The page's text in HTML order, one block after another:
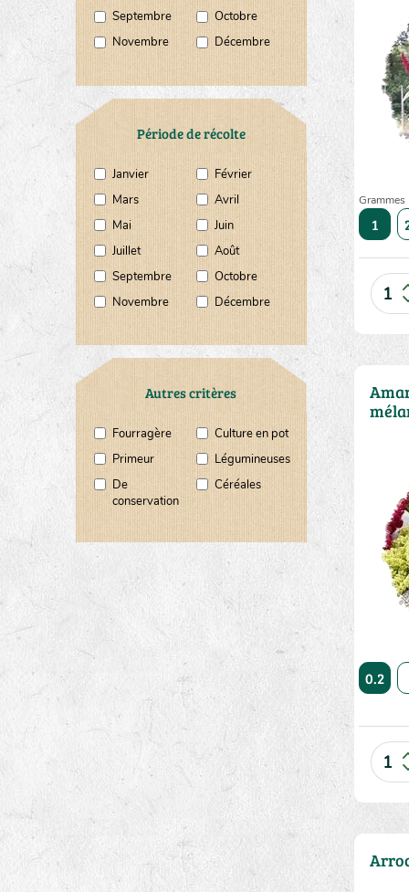
Septembre
Octobre
Novembre
Décembre
Période de récolte
Janvier
Février
Mars
Avril
Mai
Juin
Juillet
Août
Septembre
Octobre
Novembre
Décembre
Autres critères
Fourragère
Culture en pot
Primeur
Légumineuses
De
conservation
Céréales
Grammes
10 20 1
10 20 0.2